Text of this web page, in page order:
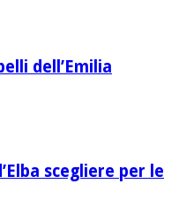
dell’Emilia
scegliere per le